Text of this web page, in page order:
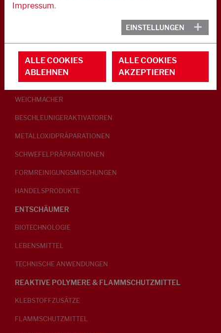
GLEITMITTEL
PEPTISATOREN
KLEBRIGMACHER / HOMOGENISATOREN
WEICHMACHER
BESCHLEUNIGERAKTIVATOREN
METALLOXIDPRÄPARATIONEN
SCHWEFELPRÄPARATIONEN
FORMREINIGUNGSMISCHUNGEN
HANDELSPRODUKTE
ENTSCHÄUMER
BIOTECHNOLOGIE
LEBENSMITTEL
TECHNISCHE ANWENDUNGEN
REAKTIVE POLYMERE & FLAMMSCHUTZMITTEL
KLEBSTOFFZUSÄTZE
FLAMMSCHUTZMITTEL
Impressum.
EINSTELLUNGEN
ALLE COOKIES
ABLEHNEN
ALLE COOKIES
AKZEPTIEREN